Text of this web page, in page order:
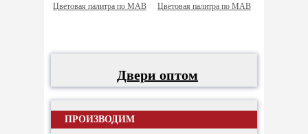
Цветовая палитра по МАВ Цветовая палитра по МАВ
Двери оптом
ПРОИЗВОДИМ